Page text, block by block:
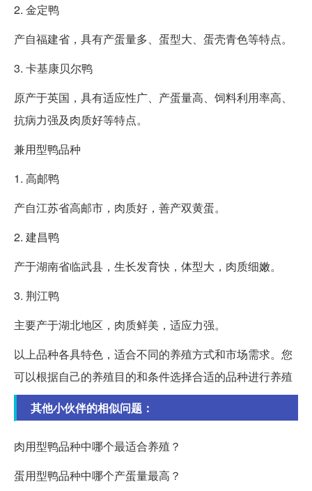
2. 金定鸭
产自福建省，具有产蛋量多、蛋型大、蛋壳青色等特点。
3. 卡基康贝尔鸭
原产于英国，具有适应性广、产蛋量高、饲料利用率高、
抗病力强及肉质好等特点。
兼用型鸭品种
1. 高邮鸭
产自江苏省高邮市，肉质好，善产双黄蛋。
2. 建昌鸭
产于湖南省临武县，生长发育快，体型大，肉质细嫩。
3. 荆江鸭
主要产于湖北地区，肉质鲜美，适应力强。
以上品种各具特色，适合不同的养殖方式和市场需求。您
可以根据自己的养殖目的和条件选择合适的品种进行养殖
其他小伙伴的相似问题：
肉用型鸭品种中哪个最适合养殖？
蛋用型鸭品种中哪个产蛋量最高？